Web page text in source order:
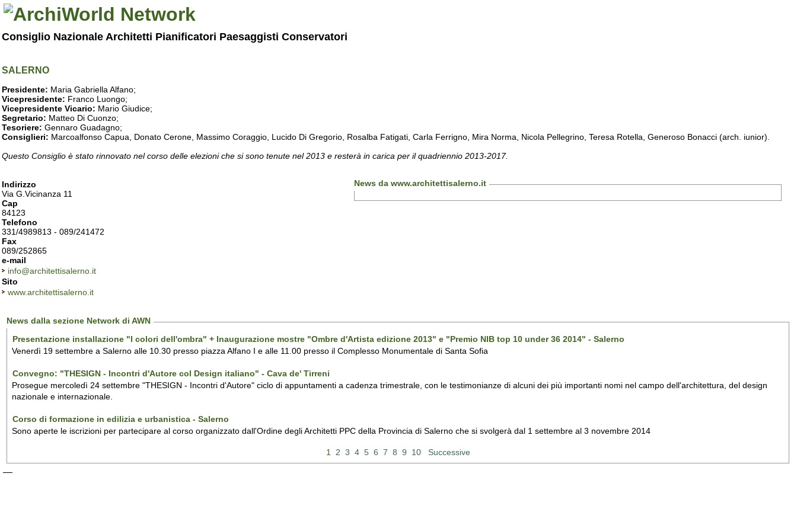
Consiglio Nazionale Architetti Pianificatori Paesaggisti Conservatori
SALERNO
Presidente: Maria Gabriella Alfano;
Vicepresidente: Franco Luongo;
Vicepresidente Vicario: Mario Giudice;
Segretario: Matteo Di Cuonzo;
Tesoriere: Gennaro Guadagno;
Consiglieri: Marcoalfonso Capua, Donato Cerone, Massimo Coraggio, Lucido Di Gregorio, Rosalba Fatigati, Carla Ferrigno, Mira Norma, Nicola Pellegrino, Teresa Rotella, Generoso Bonacci (arch. iunior).
Questo Consiglio è stato rinnovato nel corso delle elezioni che si sono tenute nel 2013 e resterà in carica per il quadriennio 2013-2017.
Indirizzo
Via G.Vicinanza 11
Cap
84123
Telefono
331/4989813 - 089/241472
Fax
089/252865
e-mail
info@architettisalerno.it
Sito
www.architettisalerno.it
News da www.architettisalerno.it
News dalla sezione Network di AWN
Presentazione installazione "I colori dell'ombra" + Inaugurazione mostre "Ombre d'Artista edizione 2013" e "Premio NIB top 10 under 36 2014" - Salerno
Venerdì 19 settembre a Salerno alle 10.30 presso piazza Alfano I e alle 11.00 presso il Complesso Monumentale di Santa Sofia
Convegno: "THESIGN - Incontri d'Autore col Design italiano" - Cava de' Tirreni
Prosegue mercoledì 24 settembre "THESIGN - Incontri d'Autore" ciclo di appuntamenti a cadenza trimestrale, con le testimonianze di alcuni dei più importanti nomi nel campo dell'architettura, del design
nazionale e internazionale.
Corso di formazione in edilizia e urbanistica - Salerno
Sono aperte le iscrizioni per partecipare al corso organizzato dall'Ordine degli Architetti PPC della Provincia di Salerno che si svolgerà dal 1 settembre al 3 novembre 2014
1 2 3 4 5 6 7 8 9 10 Successive